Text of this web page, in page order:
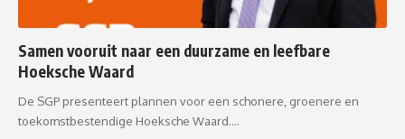
Samen vooruit naar een duurzame en leefbare
Hoeksche Waard
De SGP presenteert plannen voor een schonere, groenere en
toekomstbestendige Hoeksche Waard.…